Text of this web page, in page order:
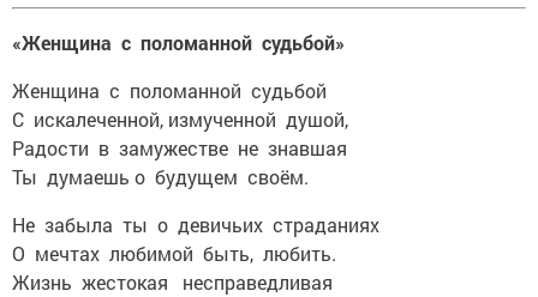
«Женщина с поломанной судьбой»
Женщина с поломанной судьбой
С искалеченной, измученной душой,
Радости в замужестве не знавшая
Ты думаешь о будущем своём.
Не забыла ты о девичьих страданиях
О мечтах любимой быть, любить.
Жизнь жестокая несправедливая